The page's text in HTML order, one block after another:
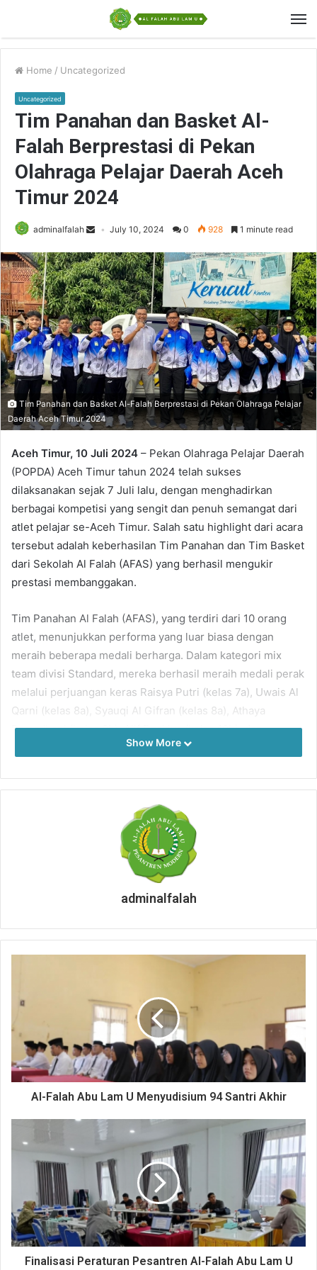
Home / Uncategorized
Uncategorized
Tim Panahan dan Basket Al-
Falah Berprestasi di Pekan
Olahraga Pelajar Daerah Aceh
Timur 2024
adminalfalah July 10, 2024 0 928 1 minute read
Tim Panahan dan Basket Al-Falah Berprestasi di Pekan Olahraga Pelajar
Daerah Aceh Timur 2024
Aceh Timur, 10 Juli 2024 – Pekan Olahraga Pelajar Daerah
(POPDA) Aceh Timur tahun 2024 telah sukses
dilaksanakan sejak 7 Juli lalu, dengan menghadirkan
berbagai kompetisi yang sengit dan penuh semangat dari
atlet pelajar se-Aceh Timur. Salah satu highlight dari acara
tersebut adalah keberhasilan Tim Panahan dan Tim Basket
dari Sekolah Al Falah (AFAS) yang berhasil mengukir
prestasi membanggakan.
Tim Panahan Al Falah (AFAS), yang terdiri dari 10 orang
atlet, menunjukkan performa yang luar biasa dengan
meraih beberapa medali berharga. Dalam kategori mix
team divisi Standard, mereka berhasil meraih medali perak
melalui perjuangan keras Raisya Putri (kelas 7a), Uwais Al
Qarni (kelas 8a), Syauqi Al Gifran (kelas 8a), Athaya
Ramadhani (kelas 8b), Alif Dzakiya (kelas 10b), dan
Baziratul Tahia (kelas 10b).
Selain itu, dalam beregu putra divisi compound, Tim
Panahan AFAS juga menunjukkan dominasinya dengan
meraih medali perak melalui kolaborasi gemilang Uwais Al
Qarni, Syauqi Al Gifran, dan Hadi (kelas 10b).
Tak ketinggalan, kategori beregu putri divisi compound
Putri, dan Athaya Ramadhani.
Sementara itu, Tim Basket Al Falah (AFTEC) yang diwakili
oleh Tajul Fazari dan M. Amalul Faidh dari pengcabang
Aceh Besar, juga menunjukkan permainan yang
mengesankan dengan berhasil melaju hingga perempat
final.
Prestasi yang diraih oleh kedua tim ini tidak hanya menjadi
kebanggaan bagi sekolah mereka, tetapi juga
menunjukkan potensi besar atlet pelajar Aceh Timur dalam
dunia olahraga. Diharapkan, prestasi ini dapat menjadi
inspirasi bagi generasi muda untuk terus berprestasi
dalam bidang olahraga maupun akademis.
Show More
adminalfalah
Al-Falah Abu Lam U Menyudisium 94 Santri Akhir
Finalisasi Peraturan Pesantren Al-Falah Abu Lam U